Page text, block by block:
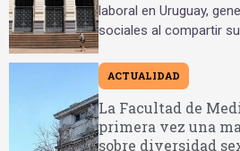
laboral en Uruguay,
sociales al compartir
ACTUALIDAD
La Facultad de
primera vez una
sobre diversidad